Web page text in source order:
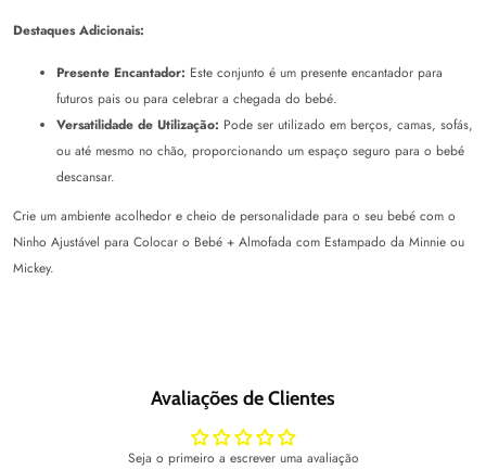
Destaques Adicionais:
Presente Encantador: Este conjunto é um presente encantador para
futuros pais ou para celebrar a chegada do bebé.
Versatilidade de Utilização: Pode ser utilizado em berços, camas, sofás,
ou até mesmo no chão, proporcionando um espaço seguro para o bebé
descansar.
Crie um ambiente acolhedor e cheio de personalidade para o seu bebé com o
Ninho Ajustável para Colocar o Bebé + Almofada com Estampado da Minnie ou
Mickey.
Avaliações de Clientes
Seja o primeiro a escrever uma avaliação